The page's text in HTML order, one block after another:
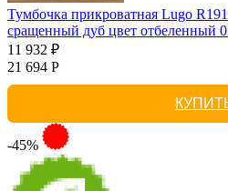
Тумбочка прикроватная Lugo
сращенный дуб цвет отбеленный
11 932 ₽
21 694 Р
-45%